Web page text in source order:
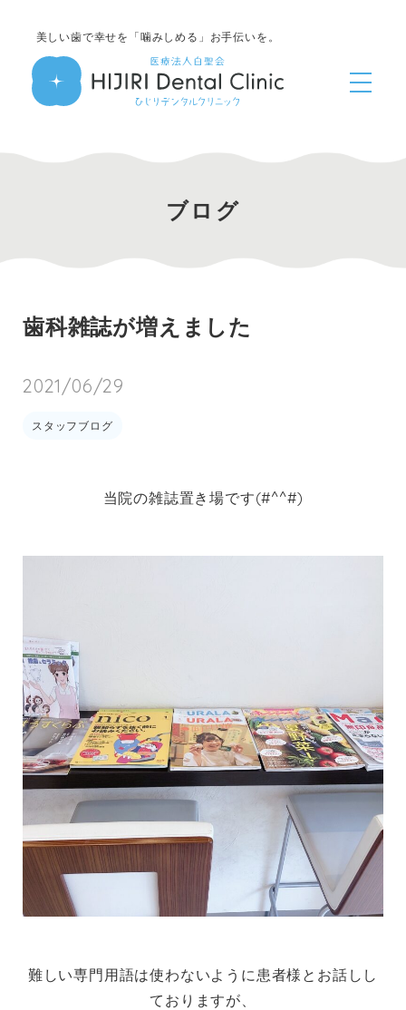
美しい歯で幸せを「噛みしめる」お手伝いを。
ブログ
歯科雑誌が増えました
2021/06/29
スタッフブログ
当院の雑誌置き場です(#^^#)
難しい専門用語は使わないように患者様とお話しし
ておりますが、